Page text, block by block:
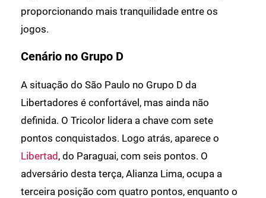
proporcionando mais tranquilidade entre os
jogos.
Cenário no Grupo D
A situação do São Paulo no Grupo D da
Libertadores é confortável, mas ainda não
definida. O Tricolor lidera a chave com sete
pontos conquistados. Logo atrás, aparece o
Libertad, do Paraguai, com seis pontos. O
adversário desta terça, Alianza Lima, ocupa a
terceira posição com quatro pontos, enquanto o